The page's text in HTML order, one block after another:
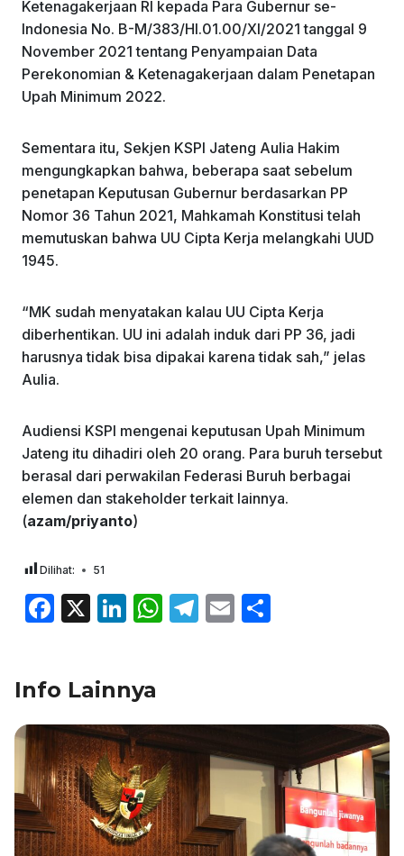
Ketenagakerjaan RI kepada Para Gubernur se-
Indonesia No. B-M/383/HI.01.00/XI/2021 tanggal 9
November 2021 tentang Penyampaian Data
Perekonomian & Ketenagakerjaan dalam Penetapan
Upah Minimum 2022.
Sementara itu, Sekjen KSPI Jateng Aulia Hakim
mengungkapkan bahwa, beberapa saat sebelum
penetapan Keputusan Gubernur berdasarkan PP
Nomor 36 Tahun 2021, Mahkamah Konstitusi telah
memutuskan bahwa UU Cipta Kerja melangkahi UUD
1945.
“MK sudah menyatakan kalau UU Cipta Kerja
diberhentikan. UU ini adalah induk dari PP 36, jadi
harusnya tidak bisa dipakai karena tidak sah,” jelas
Aulia.
Audiensi KSPI mengenai keputusan Upah Minimum
Jateng itu dihadiri oleh 20 orang. Para buruh tersebut
berasal dari perwakilan Federasi Buruh berbagai
elemen dan stakeholder terkait lainnya.
(azam/priyanto)
Dilihat: 51
F
e
b
o
o
k
X
Li
e
dI
n
W
A
p
p
T
a
m
E
Info Lainnya